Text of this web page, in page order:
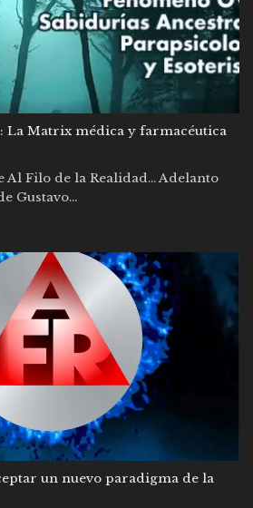
La Matrix médica y farmacéutica
Al Filo de la Realidad… Adelanto
Gustavo...
un nuevo paradigma de la